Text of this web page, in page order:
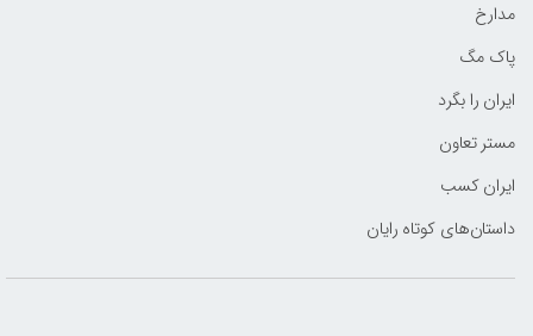
مدارخ
پاک مگ
ایران را بگرد
مستر تعاون
ایران کسب
داستان‌های کوتاه رایان